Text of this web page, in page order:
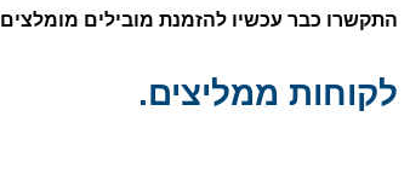
התקשרו כבר עכשיו להזמנת מובילים מומלצים
לקוחות ממליצים.